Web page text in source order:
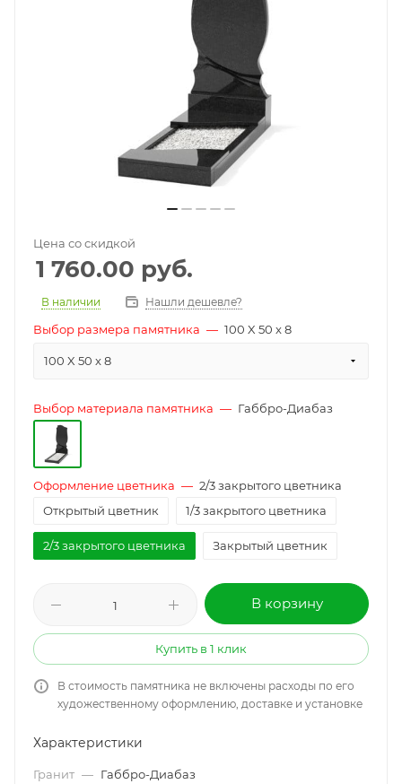
Цена со скидкой
1 760.00 руб.
В наличии Нашли дешевле?
Выбор размера памятника — 100 X 50 x 8
100 X 50 x 8
Выбор материала памятника — Габбро-Диабаз
Оформление цветника — 2/3 закрытого цветника
Открытый цветник
1/3 закрытого цветника
2/3 закрытого цветника Закрытый цветник
В корзину
Купить в 1 клик
В стоимость памятника не включены расходы по его
художественному оформлению, доставке и установке
Характеристики
Гранит — Габбро-Диабаз